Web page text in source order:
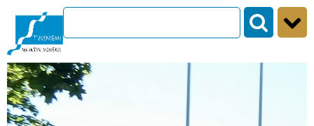
Siirry sisältöön